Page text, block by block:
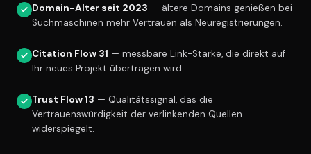
Domain-Alter seit 2023 — ältere Domains genießen bei
Suchmaschinen mehr Vertrauen als Neuregistrierungen.
Citation Flow 31 — messbare Link-Stärke, die direkt auf
Ihr neues Projekt übertragen wird.
Trust Flow 13 — Qualitätssignal, das die
Vertrauenswürdigkeit der verlinkenden Quellen
widerspiegelt.